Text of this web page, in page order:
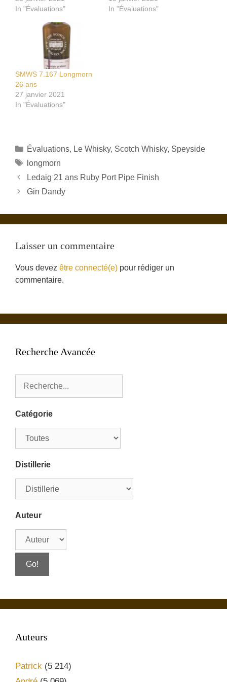
In "Évaluations"
In "Évaluations"
SMWS 7.167 Longmorn
26 ans
27 janvier 2021
In "Évaluations"
Catégories
Évaluations, Le Whisky, Scotch Whisky, Speyside
Étiquettes
longmorn
Ledaig 21 ans Ruby Port Pipe Finish
Gin Dandy
Laisser un commentaire
Vous devez être connecté(e) pour rédiger un
commentaire.
Recherche Avancée
Catégorie
Distillerie
Auteur
Auteurs
Patrick (5 214)